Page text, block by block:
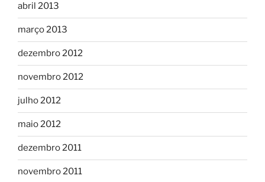
abril 2013
março 2013
dezembro 2012
novembro 2012
julho 2012
maio 2012
dezembro 2011
novembro 2011